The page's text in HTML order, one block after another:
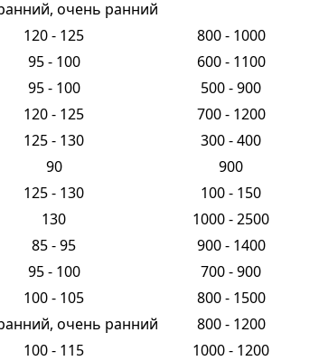
очень ранний
120 - 125 800 - 1000
95 - 100 600 - 1100
95 - 100 500 - 900
120 - 125 700 - 1200
125 - 130 300 - 400
90 900
125 - 130 100 - 150
130 1000 - 2500
85 - 95 900 - 1400
95 - 100 700 - 900
100 - 105 800 - 1500
очень ранний 800 - 1200
100 - 115 1000 - 1200